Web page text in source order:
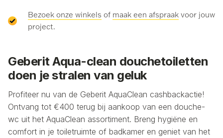
Bezoek onze winkels of maak een afspraak voor jouw
project.
Geberit Aqua-clean douchetoiletten
doen je stralen van geluk
Profiteer nu van de Geberit AquaClean cashbackactie!
Ontvang tot €400 terug bij aankoop van een douche-
wc uit het AquaClean assortiment. Breng hygiëne en
comfort in je toiletruimte of badkamer en geniet van het